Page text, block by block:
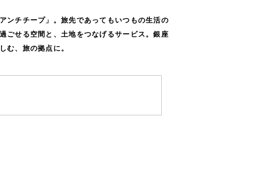
ンチチープ」。旅先であってもいつもの生活の
ごせる空間と、土地をつなげるサービス。銀座
む、旅の拠点に。